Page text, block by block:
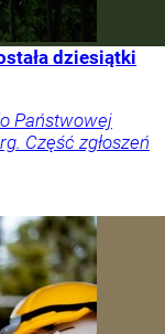
dziesiątki
Państwowej
Część zgłoszeń